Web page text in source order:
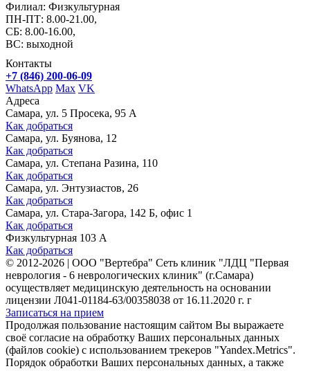
Филиал: Физкультурная
ПН-ПТ: 8.00-21.00,
СБ: 8.00-16.00,
ВС: выходной
Контакты
+7 (846) 200-06-09
WhatsApp Max VK
Адреса
Самара, ул. 5 Просека, 95 А
Как добраться
Самара, ул. Буянова, 12
Как добраться
Самара, ул. Степана Разина, 110
Как добраться
Самара, ул. Энтузиастов, 26
Как добраться
Самара, ул. Стара-Загора, 142 Б, офис 1
Как добраться
Физкультурная 103 А
Как добраться
© 2012-2026 | ООО "Вертебра" Сеть клиник "ЛДЦ "Первая
неврология - 6 неврологических клиник" (г.Самара)
осуществляет медицинскую деятельность на основании
лицензии Л041-01184-63/00358038 от 16.11.2020 г. г
Записаться на прием
Продолжая пользование настоящим сайтом Вы выражаете
своё согласие на обработку Ваших персональных данных
(файлов cookie) с использованием трекеров "Yandex.Metrics".
Порядок обработки Ваших персональных данных, а также